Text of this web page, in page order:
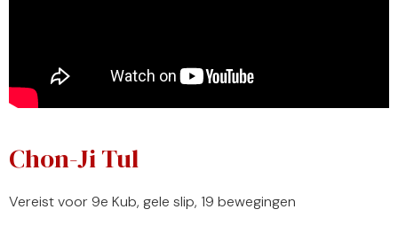
Chon-Ji Tul
Vereist voor 9e Kub, gele slip, 19 bewegingen